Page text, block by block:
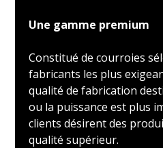
Une gamme premium
Constitué de courroies
fabricants les plus
qualité de fabrication
ou la puissance est plus
clients désirent des
qualité supérieur.